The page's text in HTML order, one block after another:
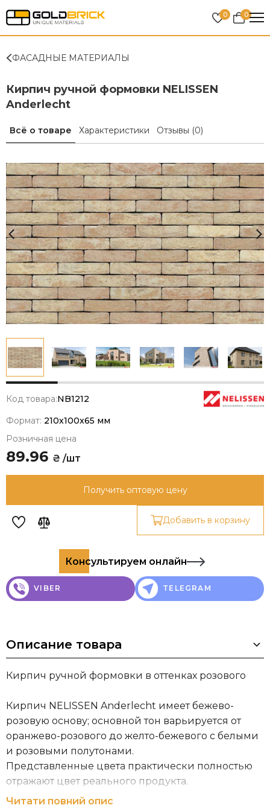
0 0
ФАСАДНЫЕ МАТЕРИАЛЫ
Кирпич ручной формовки NELISSEN
Anderlecht
Всё о товаре Характеристики Отзывы (0)
Код товара:NB1212
Формат: 210x100x65 мм
Розничная цена
89.96 ₴ /шт
Получить оптовую цену
Добавить в корзину
Консультируем онлайн
VIBER TELEGRAM
Описание товара
Кирпич ручной формовки в оттенках розового
Кирпич NELISSEN Anderlecht имеет бежево-
розовую основу; основной тон варьируется от
оранжево-розового до желто-бежевого с белыми
и розовыми полутонами.
Представленные цвета практически полностью
отражают цвет реального продукта.
*Расход кирпича указан из расчета
Читати повний опис